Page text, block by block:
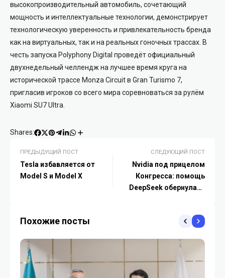
высокопроизводительный автомобиль, сочетающий
мощность и интеллектуальные технологии, демонстрирует
технологическую уверенность и привлекательность бренда
как на виртуальных, так и на реальных гоночных трассах. В
честь запуска Polyphony Digital проведёт официальный
двухнедельный челлендж на лучшее время круга на
исторической трассе Monza Circuit в Gran Turismo 7,
пригласив игроков со всего мира соревноваться за рулём
Xiaomi SU7 Ultra.
Shares:
ПРЕДЫДУЩИЙ ПОСТ
Tesla избавляется от
Model S и Model X
СЛЕДУЮЩИЙ ПОСТ
Nvidia под прицелом
Конгресса: помощь
DeepSeek обернулась
Похожие посты